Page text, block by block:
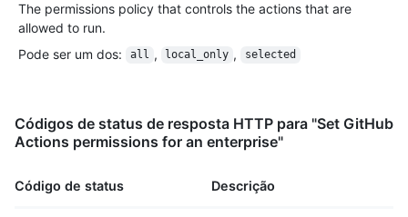
The permissions policy that controls the actions that are
allowed to run.
Pode ser um dos: all , local_only , selected
Códigos de status de resposta HTTP para "Set GitHub
Actions permissions for an enterprise"
Código de status Descrição